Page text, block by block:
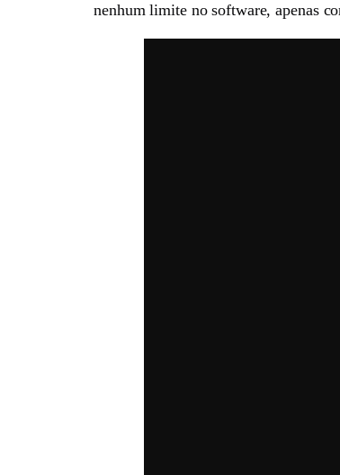
nenhum limite no software, apenas